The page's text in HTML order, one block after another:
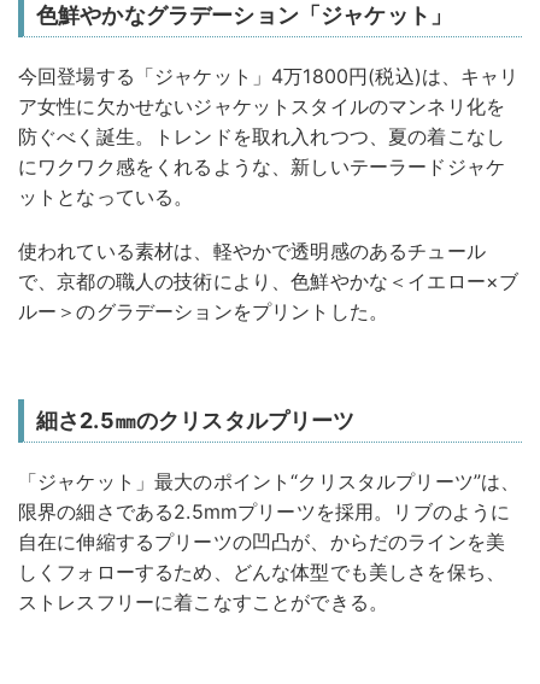
色鮮やかなグラデーション「ジャケット」
今回登場する「ジャケット」4万1800円(税込)は、キャリ
ア女性に欠かせないジャケットスタイルのマンネリ化を
防ぐべく誕生。トレンドを取れ入れつつ、夏の着こなし
にワクワク感をくれるような、新しいテーラードジャケ
ットとなっている。
使われている素材は、軽やかで透明感のあるチュール
で、京都の職人の技術により、色鮮やかな＜イエロー×ブ
ルー＞のグラデーションをプリントした。
細さ2.5㎜のクリスタルプリーツ
「ジャケット」最大のポイント“クリスタルプリーツ”は、
限界の細さである2.5mmプリーツを採用。リブのように
自在に伸縮するプリーツの凹凸が、からだのラインを美
しくフォローするため、どんな体型でも美しさを保ち、
ストレスフリーに着こなすことができる。